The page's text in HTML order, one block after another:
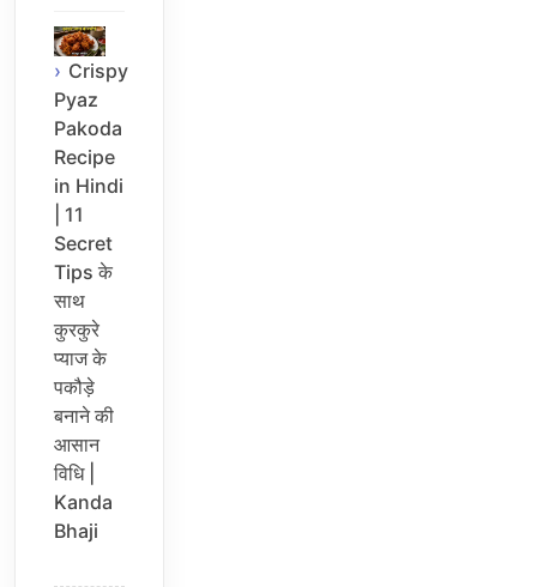
Crispy
Pyaz
Pakoda
Recipe
in Hindi
| 11
Secret
Tips के
साथ
कुरकुरे
प्याज के
पकौड़े
बनाने की
आसान
विधि |
Kanda
Bhaji